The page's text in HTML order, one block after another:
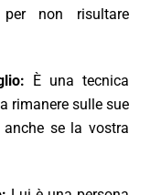
non risultare
È una tecnica
rimanere sulle sue
se la vostra